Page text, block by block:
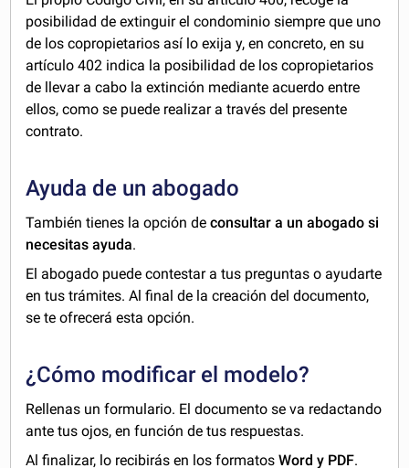
posibilidad de extinguir el condominio siempre que uno
de los copropietarios así lo exija y, en concreto, en su
artículo 402 indica la posibilidad de los copropietarios
de llevar a cabo la extinción mediante acuerdo entre
ellos, como se puede realizar a través del presente
contrato.
Ayuda de un abogado
También tienes la opción deconsultar a un abogado si
necesitas ayuda.
El abogado puede contestar a tus preguntas o ayudarte
en tus trámites. Al final de la creación del documento,
se te ofrecerá esta opción.
¿Cómo modificar el modelo?
Rellenas un formulario. El documento se va redactando
ante tus ojos, en función de tus respuestas.
Al finalizar, lo recibirás en los formatosWord y PDF.